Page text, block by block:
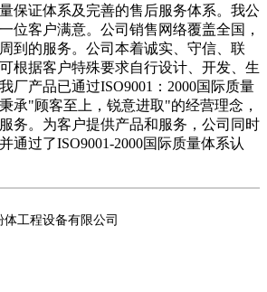
保证体系及完善的售后服务体系。我公
位客户满意。公司销售网络覆盖全国，
到的服务。公司本着诚实、守信、联
根据客户特殊要求自行设计、开发、生
厂产品已通过ISO9001：2000国际质量
承"顾客至上，锐意进取"的经营理念，
务。为客户提供产品和服务，公司同时
通过了ISO9001-2000国际质量体系认
工程设备有限公司